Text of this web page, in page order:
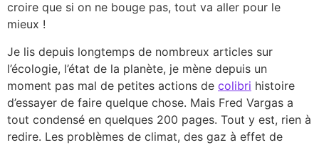
croire que si on ne bouge pas, tout va aller pour le
mieux !
Je lis depuis longtemps de nombreux articles sur
l’écologie, l’état de la planète, je mène depuis un
moment pas mal de petites actions de colibri histoire
d’essayer de faire quelque chose. Mais Fred Vargas a
tout condensé en quelques 200 pages. Tout y est, rien à
redire. Les problèmes de climat, des gaz à effet de